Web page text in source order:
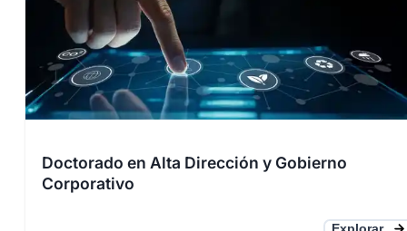
Doctorado en Alta Dirección y Gobierno
Corporativo
Explorar